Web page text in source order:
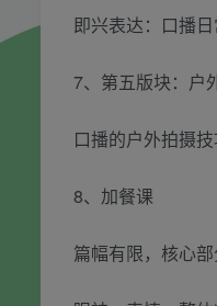
即兴表达：口播
7、第五版块：户
口播的户外拍摄
8、加餐课
篇幅有限，核心